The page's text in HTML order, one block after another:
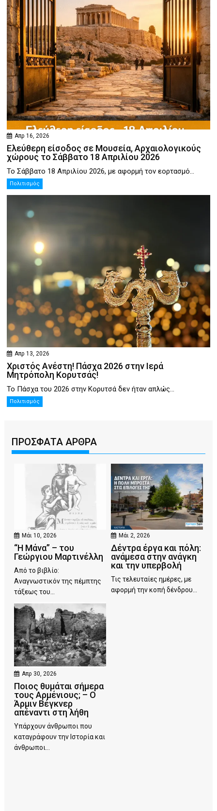
Απρ 16, 2026
Ελεύθερη είσοδος σε Μουσεία, Αρχαιολογικούς
χώρους το Σάββατο 18 Απριλίου 2026
Το Σάββατο 18 Απριλίου 2026, με αφορμή τον εορτασμό...
Πολιτισμός
Απρ 13, 2026
Χριστός Ανέστη! Πάσχα 2026 στην Ιερά
Μητρόπολη Κορυτσάς!
Το Πάσχα του 2026 στην Κορυτσά δεν ήταν απλώς...
Πολιτισμός
ΠΡΟΣΦΑΤΑ ΑΡΘΡΑ
Μάι 10, 2026
“Η Μάνα” – του
Γεώργιου Μαρτινέλλη
Από το βιβλίο:
Αναγνωστικόν της πέμπτης
τάξεως του...
Μάι 2, 2026
Δέντρα έργα και πόλη:
ανάμεσα στην ανάγκη
και την υπερβολή
Τις τελευταίες ημέρες, με
αφορμή την κοπή δένδρου...
Απρ 30, 2026
Ποιος θυμάται σήμερα
τους Αρμένιους; – Ο
Άρμιν Βέγκνερ
απέναντι στη λήθη
Υπάρχουν άνθρωποι που
καταγράφουν την Ιστορία και
άνθρωποι...